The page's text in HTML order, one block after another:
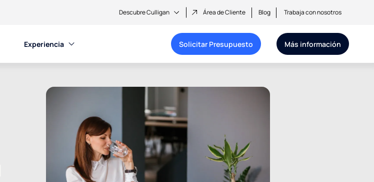
Descubre Culligan Área de Cliente Blog Trabaja con nosotros
Experiencia Solicitar Presupuesto Más información